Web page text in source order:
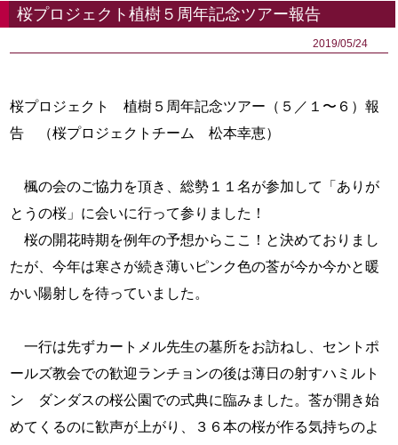
桜プロジェクト植樹５周年記念ツアー報告
2019/05/24
桜プロジェクト 植樹５周年記念ツアー（５／１〜６）報
告 （桜プロジェクトチーム 松本幸恵）
楓の会のご協力を頂き、総勢１１名が参加して「ありが
とうの桜」に会いに行って参りました！
桜の開花時期を例年の予想からここ！と決めておりまし
たが、今年は寒さが続き薄いピンク色の莟が今か今かと暖
かい陽射しを待っていました。
一行は先ずカートメル先生の墓所をお訪ねし、セントポ
ールズ教会での歓迎ランチョンの後は薄日の射すハミルト
ン ダンダスの桜公園での式典に臨みました。莟が開き始
めてくるのに歓声が上がり、３６本の桜が作る気持ちのよ